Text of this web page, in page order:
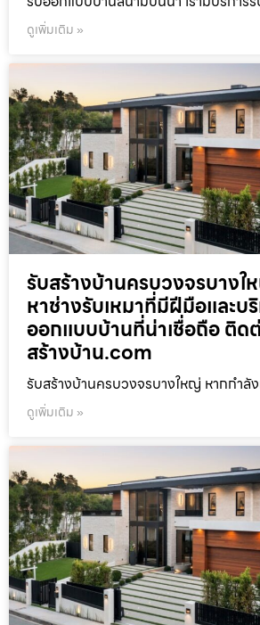
ดูเพิ่มเติม »
รับสร้างบ้านครบวงจรบาง
หาช่างรับเหมาที่มีฝีมือและบ
ออกแบบบ้านที่น่าเชื่อถือ ติด
สร้างบ้าน.com
รับสร้างบ้านครบวงจรบางใหญ่ หากกำลั
ดูเพิ่มเติม »